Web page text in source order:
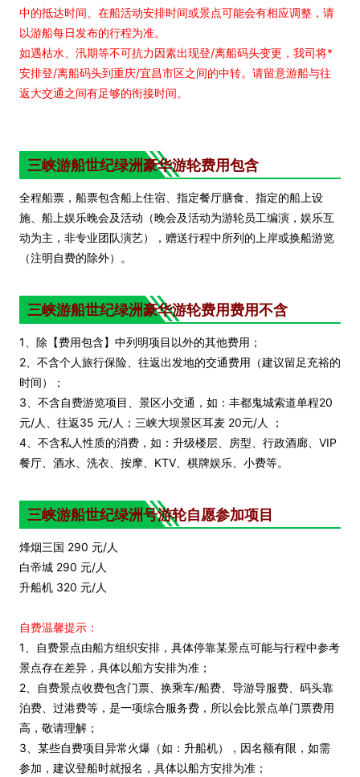
中的抵达时间、在船活动安排时间或景点可能会有相应调整，请
以游船每日发布的行程为准。
如遇枯水、汛期等不可抗力因素出现登/离船码头变更，我司将*
安排登/离船码头到重庆/宜昌市区之间的中转。请留意游船与往
返大交通之间有足够的衔接时间。
三峡游船世纪绿洲豪华游轮费用包含
全程船票，船票包含船上住宿、指定餐厅膳食、指定的船上设
施、船上娱乐晚会及活动（晚会及活动为游轮员工编演，娱乐互
动为主，非专业团队演艺），赠送行程中所列的上岸或换船游览
（注明自费的除外）。
三峡游船世纪绿洲豪华游轮费用费用不含
1、除【费用包含】中列明项目以外的其他费用；
2、不含个人旅行保险、往返出发地的交通费用（建议留足充裕的
时间）；
3、不含自费游览项目、景区小交通，如：丰都鬼城索道单程20
元/人、往返35 元/人；三峡大坝景区耳麦 20元/人 ；
4、不含私人性质的消费，如：升级楼层、房型、行政酒廊、VIP
餐厅、酒水、洗衣、按摩、KTV、棋牌娱乐、小费等。
三峡游船世纪绿洲号游轮自愿参加项目
烽烟三国 290 元/人
白帝城 290 元/人
升船机 320 元/人
自费温馨提示：
1、自费景点由船方组织安排，具体停靠某景点可能与行程中参考
景点存在差异，具体以船方安排为准；
2、自费景点收费包含门票、换乘车/船费、导游导服费、码头靠
泊费、过港费等，是一项综合服务费，所以会比景点单门票费用
高，敬请理解；
3、某些自费项目异常火爆（如：升船机），因名额有限，如需
参加，建议登船时就报名，具体以船方安排为准；